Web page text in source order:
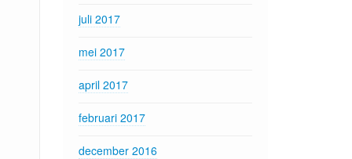
juli 2017
mei 2017
april 2017
februari 2017
december 2016